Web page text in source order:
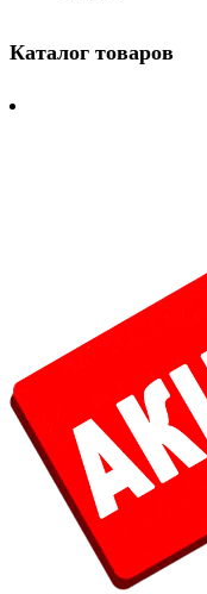
Каталог товаров